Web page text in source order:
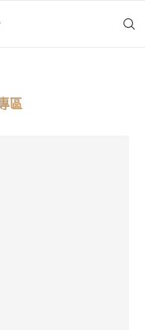
區